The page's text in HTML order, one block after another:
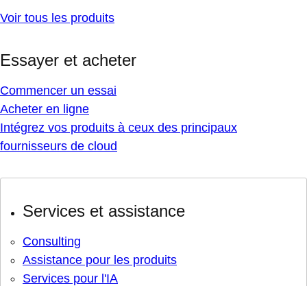
Voir tous les produits
Essayer et acheter
Commencer un essai
Acheter en ligne
Intégrez vos produits à ceux des principaux
fournisseurs de cloud
Services et assistance
Consulting
Assistance pour les produits
Services pour l'IA